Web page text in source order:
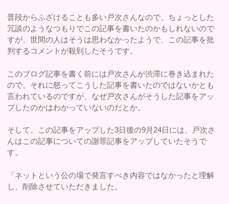
普段からふざけることも多い戸次さんなので、ちょっとした
冗談のようなつもりでこの記事を書いたのかもしれないので
すが、世間の人はそうは思わなかったようで、この記事を批
判するコメントが殺到したそうです。
このブログ記事を書く前には戸次さんが渋滞に巻き込まれた
ので、それに怒ってこうした記事を書いたのではないかとも
言われているのですが、なぜ戸次さんがそうした記事をアッ
プしたのかはわかっていないのだとか。
そして、この記事をアップした3日後の9月24日には、戸次さ
んはこの記事についての謝罪記事をアップしていたそうで
す。
「ネットという公の場で発言すべき内容ではなかったと理解
し、削除させていただきました。